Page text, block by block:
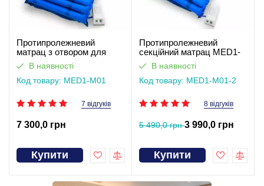
Протипролежневий
матрац з отвором для
туалету MED1-M01
В наявності
Код товару: MED1-M01
7 відгуків
7 300,0 грн
Купити
Протипролежневий
секційний матрац MED1-
M01В наявності
Код товару: MED1-M01-2
8 відгуків
5 490,0 грн3 990,0 грн
Купити